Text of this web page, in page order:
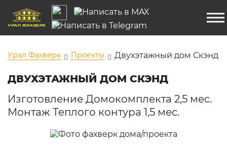
Урал Фахверк Проекты Двухэтажный дом Скэнд
ДВУХЭТАЖНЫЙ ДОМ СКЭНД
Изготовление Домокомплекта 2,5 мес.
Монтаж Теплого контура 1,5 мес.